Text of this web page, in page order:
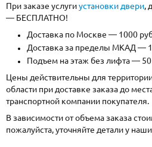
При заказе услугиустановки двери,
— БЕСПЛАТНО!
Доставка по Москве — 1000
Доставка за пределы МКАД —
Подъем на этаж без лифта — 50
Цены действительны для
области при доставке заказа до
транспортной компании покупателя.
В зависимости от объема заказа
пожалуйста, уточняйте детали у